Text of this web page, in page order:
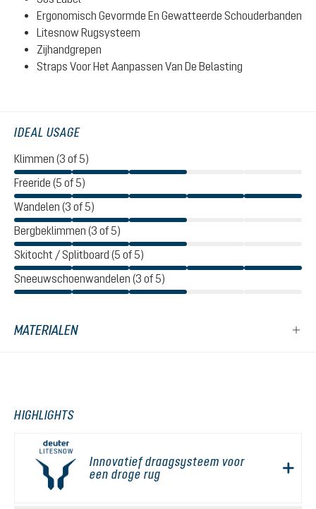
Ergonomisch Gevormde En Gewatteerde Schouderbanden
Litesnow Rugsysteem
Zijhandgrepen
Straps Voor Het Aanpassen Van De Belasting
IDEAL USAGE
Klimmen (3 of 5)
Freeride (5 of 5)
Wandelen (3 of 5)
Bergbeklimmen (3 of 5)
Skitocht / Splitboard (5 of 5)
Sneeuwschoenwandelen (3 of 5)
MATERIALEN
HIGHLIGHTS
Innovatief draagsysteem voor
een droge rug